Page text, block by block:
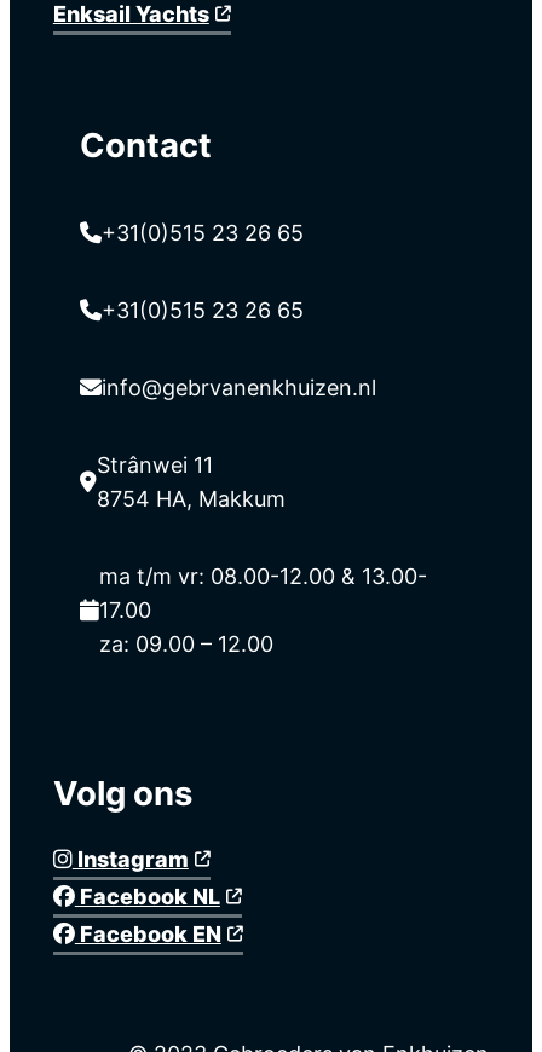
Enksail Yachts
Contact
+31(0)515 23 26 65
+31(0)515 23 26 65
info@gebrvanenkhuizen.nl
Strânwei 11
8754 HA, Makkum
ma t/m vr: 08.00-12.00 & 13.00-
17.00
za: 09.00 – 12.00
Volg ons
Instagram
Facebook NL
Facebook EN